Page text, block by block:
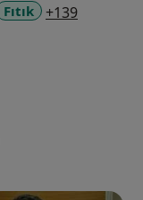
Fıtık +139